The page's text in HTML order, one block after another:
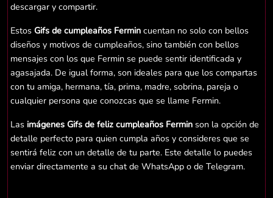
descargar y compartir.
Estos Gifs de cumpleaños Fermin cuentan no solo con bellos
diseños y motivos de cumpleaños, sino también con bellos
mensajes con los que Fermin se puede sentir identificada y
agasajada. De igual forma, son ideales para que los compartas
con tu amiga, hermana, tía, prima, madre, sobrina, pareja o
cualquier persona que conozcas que se llame Fermin.
Las imágenes Gifs de feliz cumpleaños Fermin son la opción de
detalle perfecto para quien cumpla años y consideres que se
sentirá feliz con un detalle de tu parte. Este detalle lo puedes
enviar directamente a su chat de WhatsApp o de Telegram.